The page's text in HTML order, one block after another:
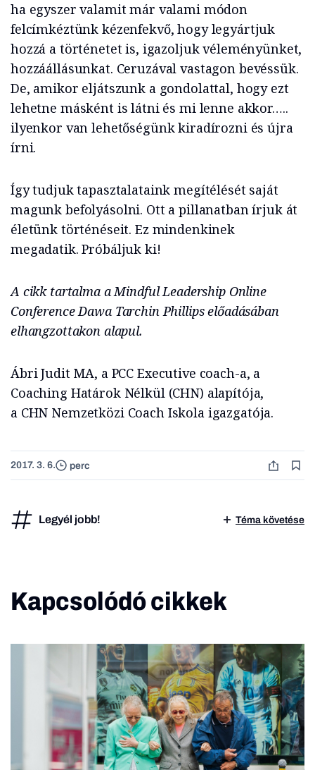
ha egyszer valamit már valami módon
felcímkéztünk kézenfekvő, hogy legyártjuk
hozzá a történetet is, igazoljuk véleményünket,
hozzáállásunkat. Ceruzával vastagon bevéssük.
De, amikor eljátszunk a gondolattal, hogy ezt
lehetne másként is látni és mi lenne akkor…..
ilyenkor van lehetőségünk kiradírozni és újra
írni.
Így tudjuk tapasztalataink megítélését saját
magunk befolyásolni. Ott a pillanatban írjuk át
életünk történéseit. Ez mindenkinek
megadatik. Próbáljuk ki!
A cikk tartalma a Mindful Leadership Online
Conference Dawa Tarchin Phillips előadásában
elhangzottakon alapul.
Ábri Judit MA, a PCC Executive coach-a, a
Coaching Határok Nélkül (CHN) alapítója,
a CHN Nemzetközi Coach Iskola igazgatója.
2017. 3. 6. perc
Legyél jobb! Téma követése
Kapcsolódó cikkek